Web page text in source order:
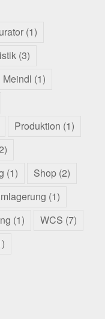
(1)
(3)
Meindl (1)
Produktion (1)
(1) Shop (2)
(1)
(1) WCS (7)